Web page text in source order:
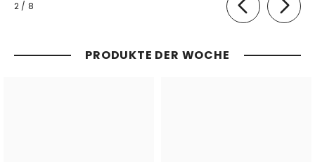
2 / von
8
PRODUKTE DER WOCHE